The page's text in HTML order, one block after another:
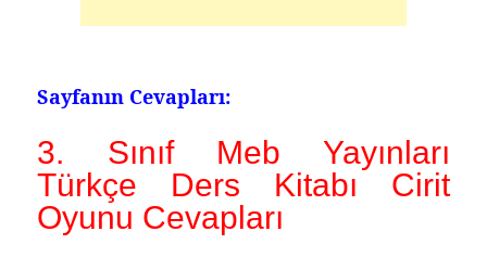
Sayfanın Cevapları:
3. Sınıf Meb Yayınları
Türkçe Ders Kitabı Cirit
Oyunu Cevapları